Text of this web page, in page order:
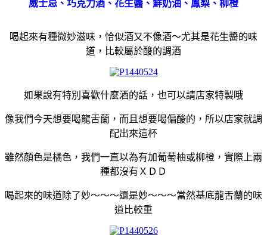
威士忌、巧克力酒、花生醬、鮮奶油、鳳梨、柳橙
喝起來有種微妙滋味，恰似酒又不像酒～尤其是花生醬的味
道，比較屬於酸的調酒
如果說有特別喜歡什麼酒的話，也可以請店家特製哦
像我們今天想要喝龍舌蘭，而且想要喝偏酸的，所以店家就調
配出來這杯
雖然顏色是橘色，我們一直以為有加葡萄柚或柳橙，實際上兩
種都沒有ＸＤＤ
喝起來的味道除了妙～～～還是妙～～～當然基底龍舌蘭的味
道比較重